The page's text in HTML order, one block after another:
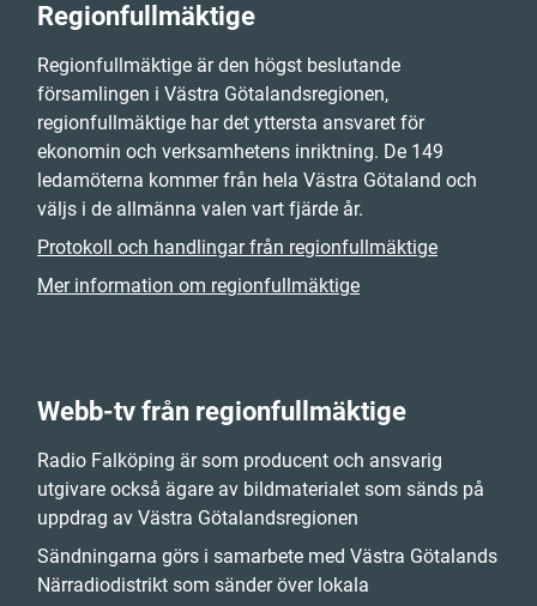
Regionfullmäktige
Regionfullmäktige är den högst beslutande
församlingen i Västra Götalandsregionen,
regionfullmäktige har det yttersta ansvaret för
ekonomin och verksamhetens inriktning. De 149
ledamöterna kommer från hela Västra Götaland och
väljs i de allmänna valen vart fjärde år.
Protokoll och handlingar från regionfullmäktige
Mer information om regionfullmäktige
Webb-tv från regionfullmäktige
Radio Falköping är som producent och ansvarig
utgivare också ägare av bildmaterialet som sänds på
uppdrag av Västra Götalandsregionen
Sändningarna görs i samarbete med Västra Götalands
Närradiodistrikt som sänder över lokala